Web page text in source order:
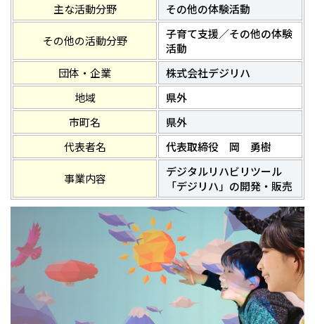
主な活動分野
その他の体験活動
その他の活動分野
子育て支援／その他の体験
活動
団体・企業
株式会社デジリハ
地域
県外
市町名
県外
代表者名
代表取締役 岡 勇樹
事業内容
デジタルリハビリツール
「デジリハ」の開発・販売